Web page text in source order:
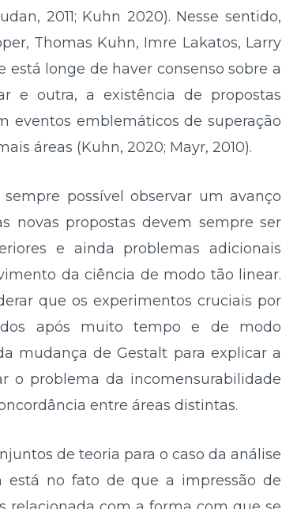
2011; Kuhn 2020). Nesse sentido,
Thomas Kuhn, Imre Lakatos, Larry
está longe de haver consenso sobre a
e outra, a existência de propostas
eventos emblemáticos de superação
áreas (Kuhn, 2020; Mayr, 2010).
possível observar um avanço
novas propostas devem sempre ser
e ainda problemas adicionais
da ciência de modo tão linear.
que os experimentos cruciais por
após muito tempo e de modo
mudança de Gestalt para explicar a
o problema da incomensurabilidade
entre áreas distintas.
de teoria para o caso da análise
está no fato de que a impressão de